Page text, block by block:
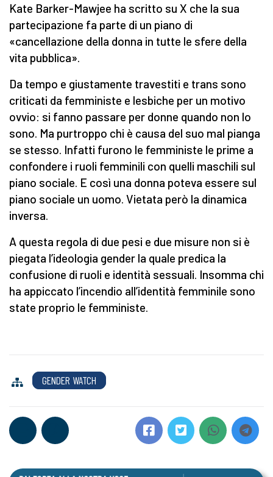
Kate Barker-Mawjee ha scritto su X che la sua
partecipazione fa parte di un piano di
«cancellazione della donna in tutte le sfere della
vita pubblica».
Da tempo e giustamente travestiti e trans sono
criticati da femministe e lesbiche per un motivo
ovvio: si fanno passare per donne quando non lo
sono. Ma purtroppo chi è causa del suo mal pianga
se stesso. Infatti furono le femministe le prime a
confondere i ruoli femminili con quelli maschili sul
piano sociale. E così una donna poteva essere sul
piano sociale un uomo. Vietata però la dinamica
inversa.
A questa regola di due pesi e due misure non si è
piegata l’ideologia gender la quale predica la
confusione di ruoli e identità sessuali. Insomma chi
ha appiccato l’incendio all’identità femminile sono
state proprio le femministe.
GENDER WATCH